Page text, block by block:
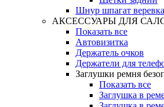
Шнур шпагат веревка
АКСЕССУАРЫ ДЛЯ
Показать все
Автовизитка
Держатель очков
Держатели для
Заглушки ремня
Показать все
Заглушка в